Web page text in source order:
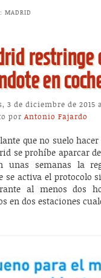
MADRID
restringe
en
3 de diciembre de 2015
por Antonio Fajardo
que no suelo
se prohíbe aparcar
unas semanas la
se activa el protocolo
al menos dos
en dos estaciones